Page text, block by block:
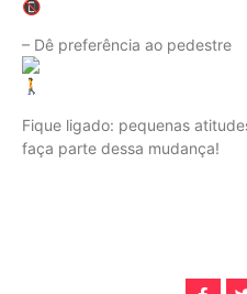
– Dê preferência ao pedestre
Fique ligado: pequenas
faça parte dessa mudança!